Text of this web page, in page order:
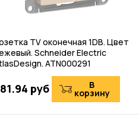
TV оконечная 1DB. Цвет
Schneider Electric
ATN000291
руб В
корзину